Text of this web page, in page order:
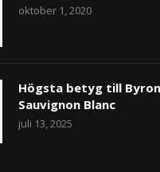
oktober 1, 2020
Högsta betyg till
Sauvignon Blanc
juli 13, 2025